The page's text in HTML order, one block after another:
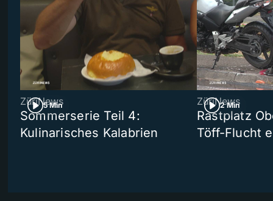
5 Min
ZüriNews
Sommerserie Teil 4:
Kulinarisches Kalabrien
2 Min
ZüriNews
Rastplatz
Töff-Flucht